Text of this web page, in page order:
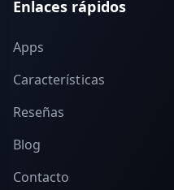
Enlaces rápidos
Apps
Características
Reseñas
Blog
Contacto